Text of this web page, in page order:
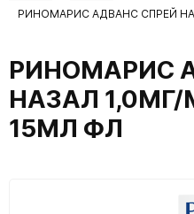
РИНОМАРИС АДВАНС СПРЕЙ
РИНОМАРИС
НАЗАЛ
15МЛ ФЛ